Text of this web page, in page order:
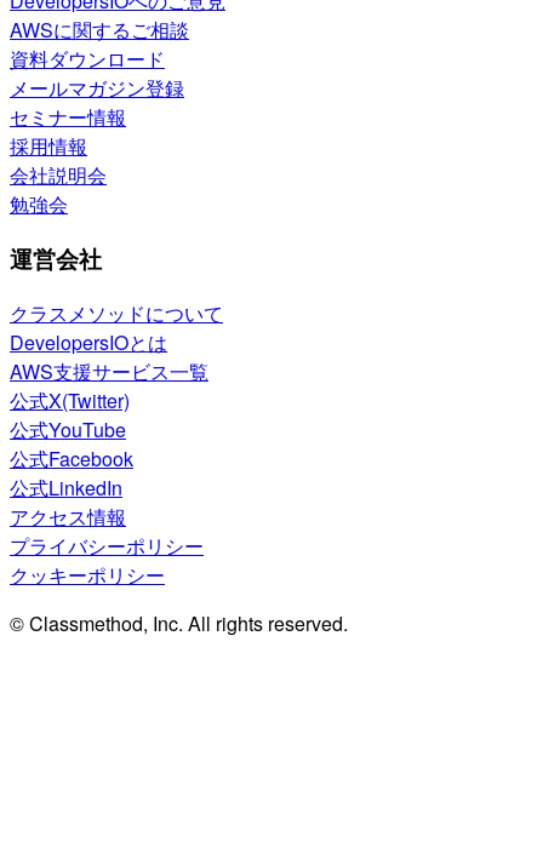
AWSに関するご相談
資料ダウンロード
メールマガジン登録
セミナー情報
採用情報
会社説明会
勉強会
運営会社
クラスメソッドについて
DevelopersIOとは
AWS支援サービス一覧
公式X(Twitter)
公式YouTube
公式Facebook
公式LinkedIn
アクセス情報
プライバシーポリシー
クッキーポリシー
© Classmethod, Inc. All rights reserved.